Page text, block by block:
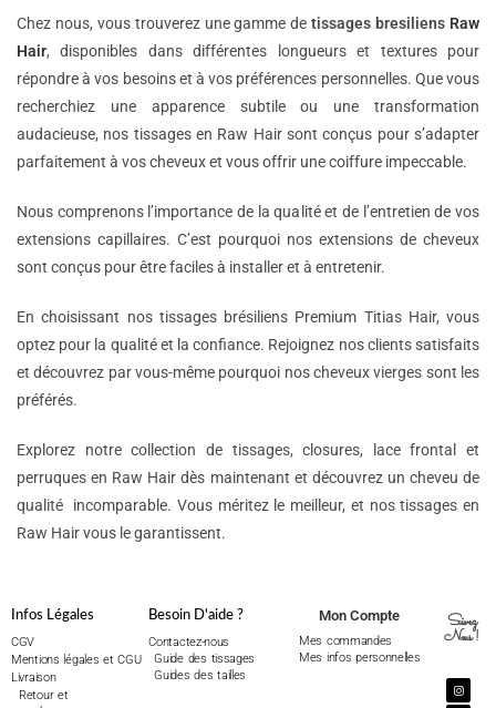
Chez nous, vous trouverez une gamme detissages bresiliens Raw
Hair, disponibles dans différentes longueurs et textures pour
répondre à vos besoins et à vos préférences personnelles. Que vous
recherchiez une apparence subtile ou une transformation
audacieuse, nos tissages en Raw Hair sont conçus pour s’adapter
parfaitement à vos cheveux et vous offrir une coiffure impeccable.
Nous comprenons l’importance de la qualité et de l’entretien de vos
extensions capillaires. C’est pourquoi nos extensions de cheveux
sont conçus pour être faciles à installer et à entretenir.
En choisissant nos tissages brésiliens Premium Titias Hair, vous
optez pour la qualité et la confiance. Rejoignez nos clients satisfaits
et découvrez par vous-même pourquoi nos cheveux vierges sont les
préférés.
Explorez notre collection de tissages, closures, lace frontal et
perruques en Raw Hair dès maintenant et découvrez un cheveu de
qualité incomparable. Vous méritez le meilleur, et nos tissages en
Raw Hair vous le garantissent.
Infos Légales
CGV
Mentions légales et CGU
Livraison
Retour et
Besoin D'aide ?
Contactez-nous
Guide des tissages
Guides des tailles
Mon Compte
Mes commandes
Mes infos personnelles
Suivez
Nous !